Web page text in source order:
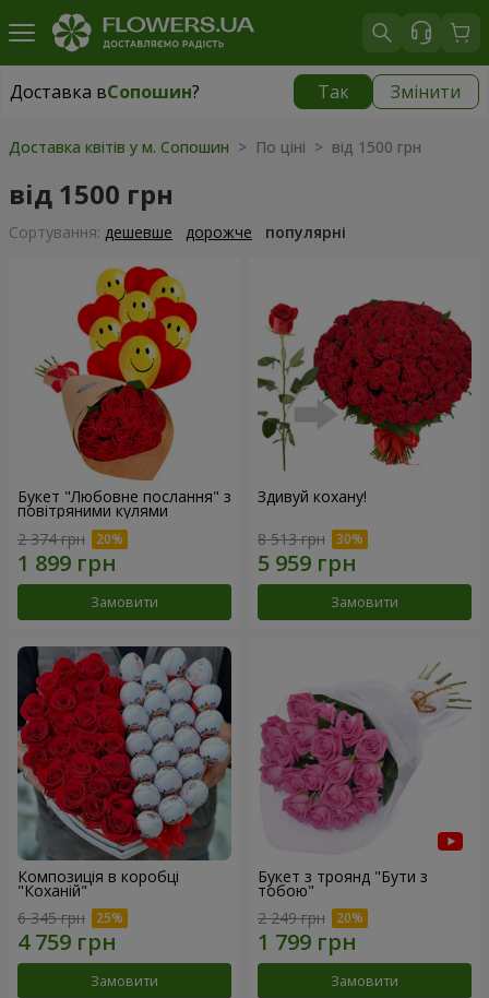
Доставка вСопошин? Так Змінити
Доставка вСопошин|
Доставка квітів у м. Сопошин > По ціні > від 1500 грн
від 1500 грн
Сортування: дешевше дорожче популярні
Букет "Любовне послання" з
повітряними кулями
2 374 грн
Замовити
Здивуй кохану!
8 513 грн
Замовити
Композиція в коробці
"Коханій"
6 345 грн
Замовити
Букет з троянд "Бути з
тобою"
2 249 грн
Замовити